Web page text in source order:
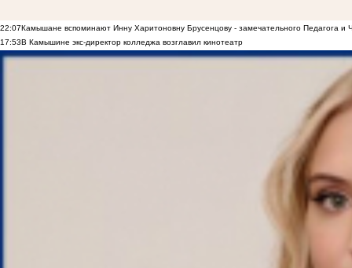
22:07Камышане вспоминают Инну Харитоновну Брусенцову - замечательного Педагога и
17:53В Камышине экс-директор колледжа возглавил кинотеатр